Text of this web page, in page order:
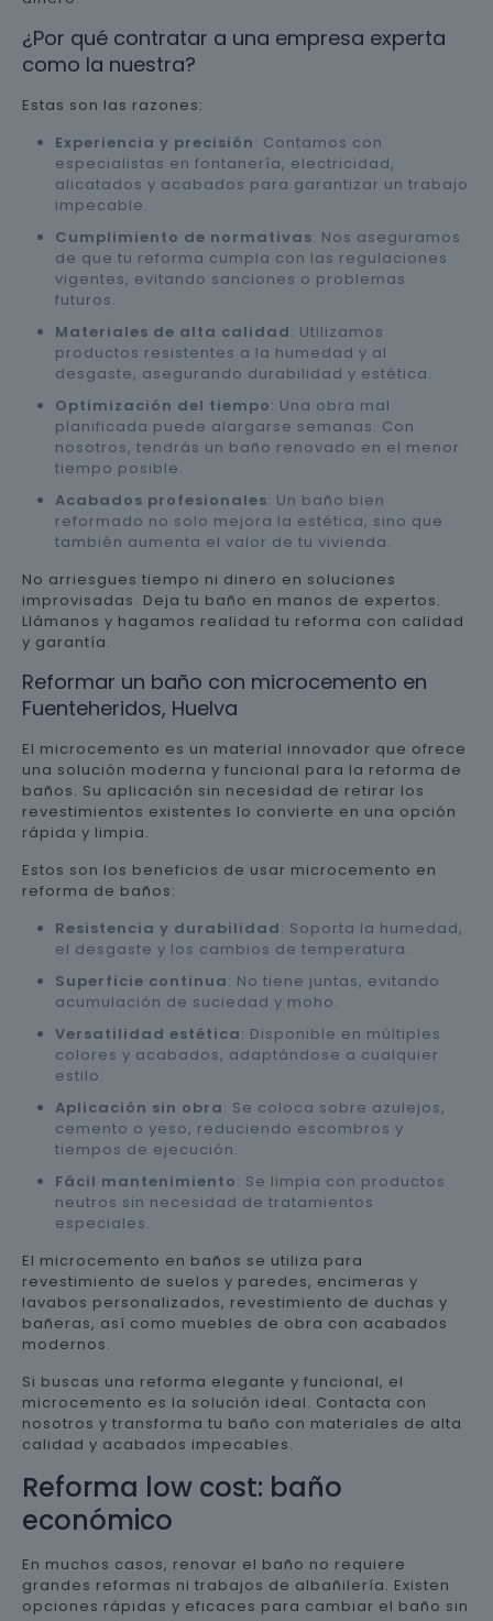
¿Por qué contratar a una empresa experta
como la nuestra?
Estas son las razones:
Experiencia y precisión: Contamos con
especialistas en fontanería, electricidad,
alicatados y acabados para garantizar un trabajo
impecable.
Cumplimiento de normativas: Nos aseguramos
de que tu reforma cumpla con las regulaciones
vigentes, evitando sanciones o problemas
futuros.
Materiales de alta calidad: Utilizamos
productos resistentes a la humedad y al
desgaste, asegurando durabilidad y estética.
Optimización del tiempo: Una obra mal
planificada puede alargarse semanas. Con
nosotros, tendrás un baño renovado en el menor
tiempo posible.
Acabados profesionales: Un baño bien
reformado no solo mejora la estética, sino que
también aumenta el valor de tu vivienda.
No arriesgues tiempo ni dinero en soluciones
improvisadas. Deja tu baño en manos de expertos.
Llámanos y hagamos realidad tu reforma con calidad
y garantía.
Reformar un baño con microcemento en
Fuenteheridos, Huelva
El microcemento es un material innovador que ofrece
una solución moderna y funcional para la reforma de
baños. Su aplicación sin necesidad de retirar los
revestimientos existentes lo convierte en una opción
rápida y limpia.
Estos son los beneficios de usar microcemento en
reforma de baños:
Resistencia y durabilidad: Soporta la humedad,
el desgaste y los cambios de temperatura.
Superficie continua: No tiene juntas, evitando
acumulación de suciedad y moho.
Versatilidad estética: Disponible en múltiples
colores y acabados, adaptándose a cualquier
estilo.
Aplicación sin obra: Se coloca sobre azulejos,
cemento o yeso, reduciendo escombros y
tiempos de ejecución.
Fácil mantenimiento: Se limpia con productos
neutros sin necesidad de tratamientos
especiales.
El microcemento en baños se utiliza para
revestimiento de suelos y paredes, encimeras y
lavabos personalizados, revestimiento de duchas y
bañeras, así como muebles de obra con acabados
modernos.
Si buscas una reforma elegante y funcional, el
microcemento es la solución ideal. Contacta con
nosotros y transforma tu baño con materiales de alta
calidad y acabados impecables.
Reforma low cost: baño
económico
En muchos casos, renovar el baño no requiere
grandes reformas ni trabajos de albañilería. Existen
opciones rápidas y eficaces para cambiar el baño sin